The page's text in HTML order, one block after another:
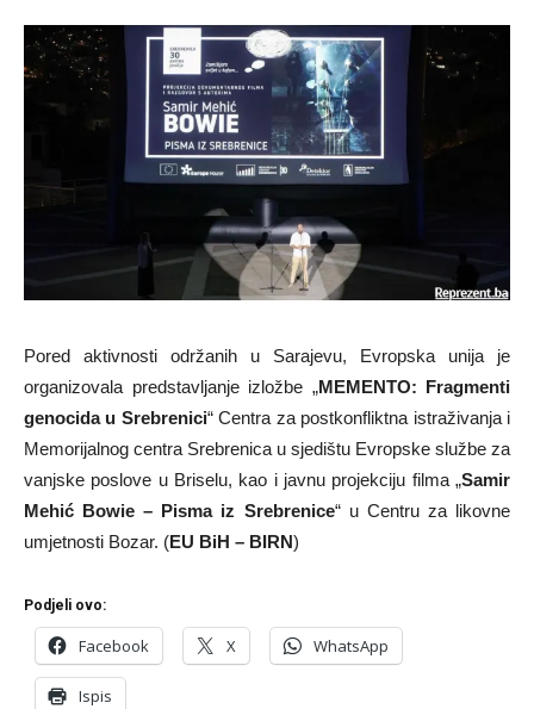
Pored aktivnosti održanih u Sarajevu, Evropska unija je
organizovala predstavljanje izložbe „MEMENTO: Fragmenti
genocida u Srebrenici“ Centra za postkonfliktna istraživanja i
Memorijalnog centra Srebrenica u sjedištu Evropske službe za
vanjske poslove u Briselu, kao i javnu projekciju filma „Samir
Mehić Bowie – Pisma iz Srebrenice“ u Centru za likovne
umjetnosti Bozar. (EU BiH – BIRN)
Podjeli ovo:
Facebook X WhatsApp
Ispis